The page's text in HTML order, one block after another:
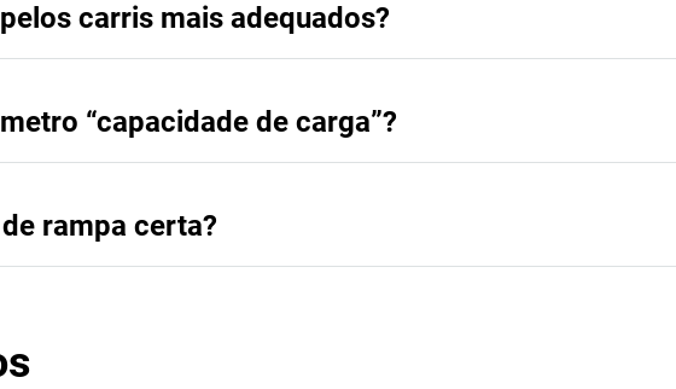
carris mais adequados?
“capacidade de carga”?
rampa certa?